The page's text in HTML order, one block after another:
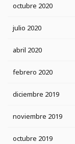
octubre 2020
julio 2020
abril 2020
febrero 2020
diciembre 2019
noviembre 2019
octubre 2019